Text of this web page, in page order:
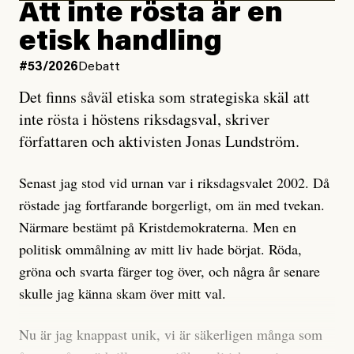
rörelsen. Eller så har en inga bevis, bara misstankar,
och då ska en efterforska diskret, just för att inte skapa
oro inom rörelsen.
Artikeln undersöker inte, som ETC påstår, ”vad som
är sant, vad som är rykten”, utan den bidrar bara till
ännu mer ryktesspridning. Det finns inte ett enda bevis
misstänkta personen är en infiltratör. Det som läsaren
får veta är att personen har ändrat sina politiska åsikter
under åren, att den har raderat tidigare innehåll på sina
sociala medier, att artikelns författare inte förstår sig
på personens ekonomi och att det tydligen finns
anonyma röster inom rörelsen som säger saker som
anses vara anledningar att titta närmare på personen,
Att inte rösta är en
etisk handling
#53/2026 Debatt
Det finns såväl etiska som strategiska skäl att
inte rösta i höstens riksdagsval, skriver
författaren och aktivisten Jonas Lundström.
Senast jag stod vid urnan var i riksdagsvalet 2002. Då
röstade jag fortfarande borgerligt, om än med tvekan.
Närmare bestämt på Kristdemokraterna. Men en
politisk ommålning av mitt liv hade börjat. Röda,
gröna och svarta färger tog över, och några år senare
skulle jag känna skam över mitt val.
Nu är jag knappast unik, vi är säkerligen många som